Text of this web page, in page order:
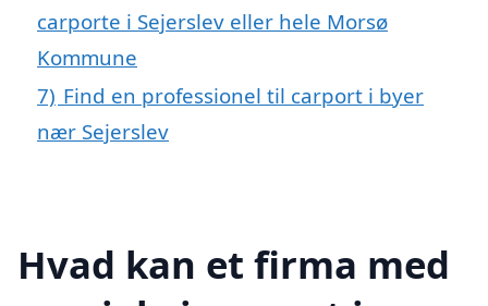
carporte i Sejerslev eller hele Morsø
Kommune
7) Find en professionel til carport i byer
nær Sejerslev
Hvad kan et firma med